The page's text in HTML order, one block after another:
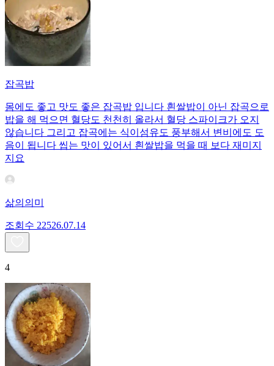
잡곡밥
몸에도 좋고 맛도 좋은 잡곡밥 입니다 흰쌀밥이 아닌 잡곡으로
밥을 해 먹으면 혈당도 천천히 올라서 혈당 스파이크가 오지
않습니다 그리고 잡곡에는 식이섬유도 풍부해서 변비에도 도
음이 됩니다 씹는 맛이 있어서 흰쌀밥을 먹을 때 보다 재미지
지요
삶의의미
조회수 22526.07.14
4